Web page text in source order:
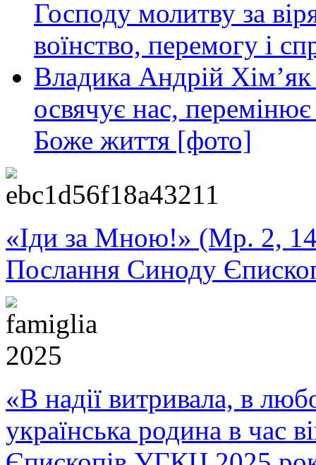
Господу молитву за
воїнство, перемогу і
Владика Андрій
освячує нас,
Боже життя [фото]
«Іди за Мною!» (Мр. 2,
Послання Синоду
«В надії витривала, в
українська родина в час